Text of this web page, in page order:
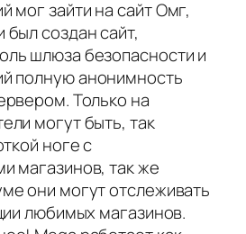
зайти на сайт Омг,
был создан сайт,
шлюза безопасности и
полную анонимность
Только на
могут быть, так
ноге с
магазинов, так же
они могут отслеживать
любимых магазинов.